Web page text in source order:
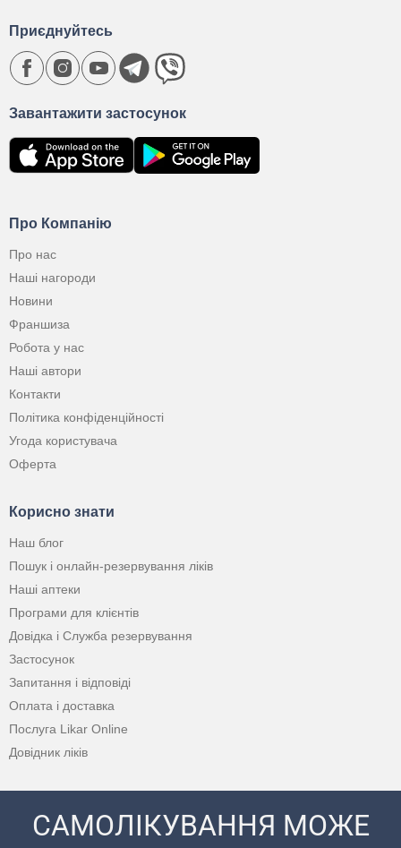
Про Компанію
Про нас
Наші нагороди
Новини
Франшиза
Робота у нас
Наші автори
Контакти
Політика конфіденційності
Угода користувача
Оферта
Корисно знати
Наш блог
Пошук і онлайн-резервування ліків
Наші аптеки
Програми для клієнтів
Довідка і Служба резервування
Застосунок
Запитання і відповіді
Оплата і доставка
Послуга Likar Online
Довідник ліків
Завантажити застосунок
Приєднуйтесь
САМОЛІКУВАННЯ МОЖЕ